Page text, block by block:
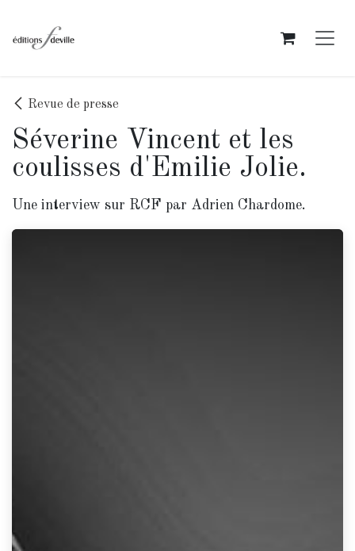
Revue de presse
Séverine Vincent et les
coulisses d'Emilie Jolie.
Une interview sur RCF par Adrien Chardome.